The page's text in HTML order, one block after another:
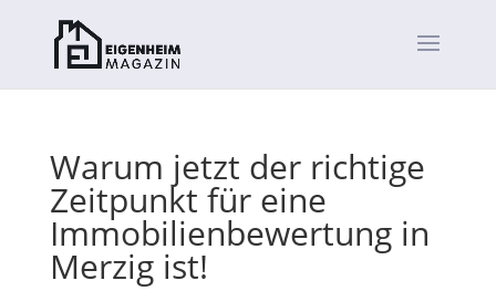
Warum jetzt der richtige
Zeitpunkt für eine
Immobilienbewertung in
Merzig ist!